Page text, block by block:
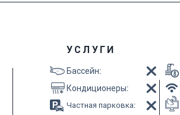
УСЛУГИ
Бассейн:
Кондиционеры:
Частная парковка: